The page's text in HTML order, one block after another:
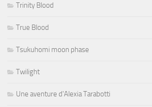
Trinity Blood
True Blood
Tsukuhomi moon phase
Twilight
Une aventure d'Alexia Tarabotti